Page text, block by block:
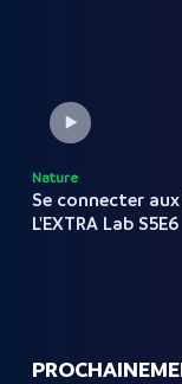
Nature
Se connecter
L'EXTRA Lab S5E6